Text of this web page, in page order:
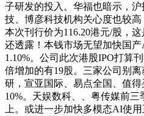
子研发的投入。华福也暗示，
技、博彦科技机构关心度也较高
本次刊行价为116.20港元/股，
还透露！本钱市场无望加快国
1.10%。公司此次港股IPO打算
倍增加的有19股。三家公司别
研，宣亚国际、易点全国、值
10%。天娱数科、、粤传媒前
上。或进一步加快多模态AI使